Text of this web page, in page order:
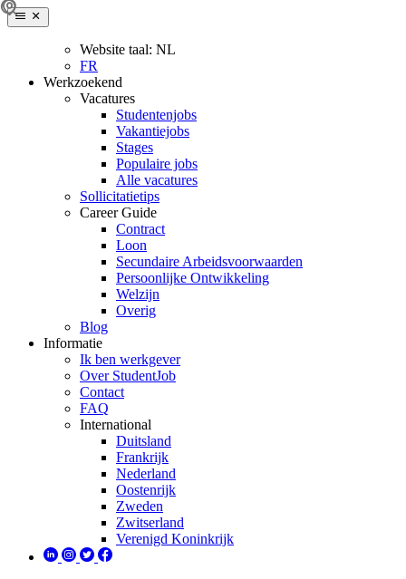
Website taal: NL
FR
Werkzoekend
Vacatures
Studentenjobs
Vakantiejobs
Stages
Populaire jobs
Alle vacatures
Sollicitatietips
Career Guide
Contract
Loon
Secundaire Arbeidsvoorwaarden
Persoonlijke Ontwikkeling
Welzijn
Overig
Blog
Informatie
Ik ben werkgever
Over StudentJob
Contact
FAQ
International
Duitsland
Frankrijk
Nederland
Oostenrijk
Zweden
Zwitserland
Verenigd Koninkrijk